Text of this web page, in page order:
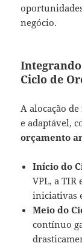
negócio.
Ciclo de
A alocação
e adaptável,
orçamento
Início do
VPL, a TIR
iniciativas
Meio do
contínuo